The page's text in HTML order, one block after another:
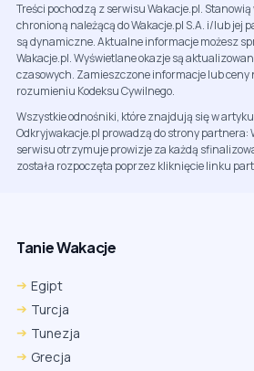
Treści pochodzą z serwisu Wakacje.pl.
chronioną należącą do Wakacje.pl S.A. i/lub jej
są dynamiczne. Aktualne informacje możesz
Wakacje.pl. Wyświetlane okazje są
czasowych. Zamieszczone informacje lub ceny
rozumieniu Kodeksu Cywilnego.
Wszystkie odnośniki, które znajdują się w
Odkryjwakacje.pl prowadzą do strony partnera:
serwisu otrzymuje prowizje za każdą
została rozpoczęta poprzez kliknięcie linku
Tanie Wakacje
Egipt
Turcja
Tunezja
Grecja